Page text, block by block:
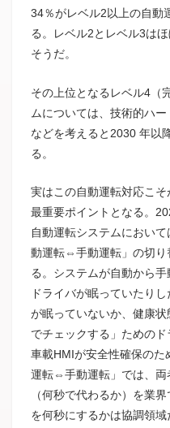
34％がレベル2以上の自動
る。レベル2とレベル3は
そうだ。
その上位となるレベル4（
ムについては、技術的ハ
などを考えると2030 年以
る。
実はこの自動運転対応こ
最重要ポイントとなる。
自動運転システムにおい
動運転⇔手動運転」の切り
る。システムが自動から手
ドライバが眠っていたり
が眠っていないか、健康
でチェックする」ための
車載HMIが安全性確保のた
運転⇔手動運転」では、両
（何秒で代わるか）を業
を何秒にするかは協調領